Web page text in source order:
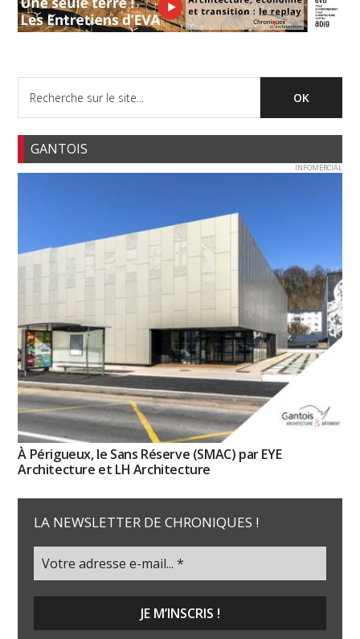
GANTOIS
INFOMERCIAL
À Périgueux, le Sans Réserve (SMAC) par EYE
Architecture et LH Architecture
LA NEWSLETTER DE CHRONIQUES !